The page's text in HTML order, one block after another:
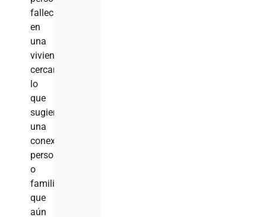
fallecidas
en
una
vivienda
cercana,
lo
que
sugiere
una
conexión
personal
o
familiar
que
aún